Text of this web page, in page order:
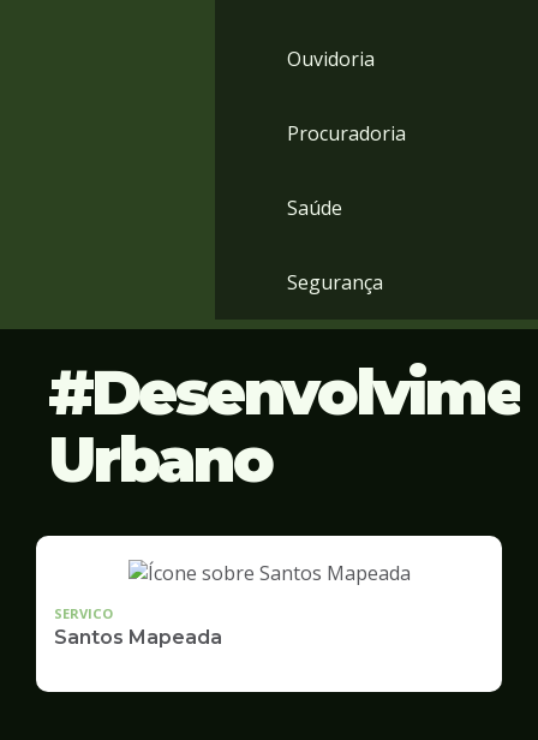
Ouvidoria
Procuradoria
Saúde
Segurança
Urbano
SERVICO
Santos Mapeada